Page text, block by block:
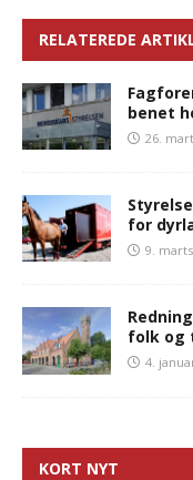
RELATEREDE
benet
26.
for
9.
folk
4.
KORT NYT